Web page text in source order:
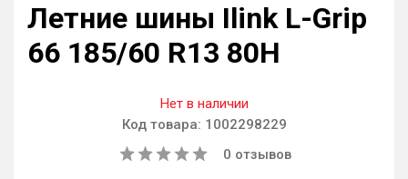
Летние шины Ilink L-Grip
66 185/60 R13 80H
Нет в наличии
Код товара: 1002298229
0 отзывов